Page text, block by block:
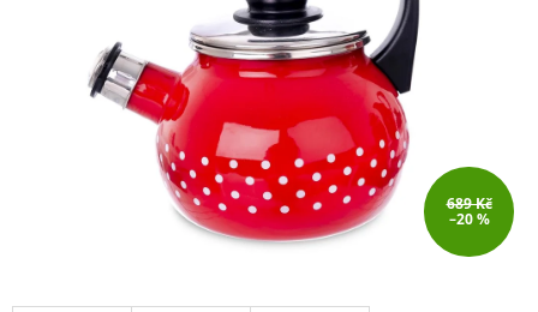
689 Kč
–20 %